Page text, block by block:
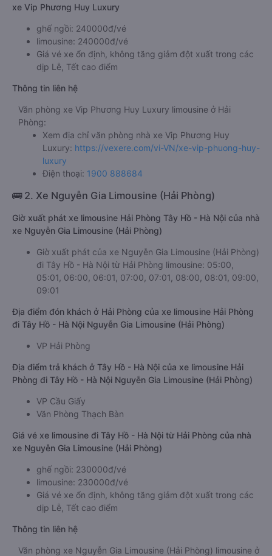
xe Vip Phương Huy Luxury
ghế ngồi: 240000đ/vé
limousine: 240000đ/vé
Giá vé xe ổn định, không tăng giảm đột xuất trong các
dịp Lễ, Tết cao điểm
Thông tin liên hệ
Văn phòng xe Vip Phương Huy Luxury limousine ở Hải
Phòng:
Xem địa chỉ văn phòng nhà xe Vip Phương Huy
Luxury: https://vexere.com/vi-VN/xe-vip-phuong-huy-
luxury
Điện thoại: 1900 888684
🚌 2. Xe Nguyễn Gia Limousine (Hải Phòng)
Giờ xuất phát xe limousine Hải Phòng Tây Hồ - Hà Nội của nhà
xe Nguyễn Gia Limousine (Hải Phòng)
Giờ xuất phát của xe Nguyễn Gia Limousine (Hải Phòng)
đi Tây Hồ - Hà Nội từ Hải Phòng limousine: 05:00,
05:01, 06:00, 06:01, 07:00, 07:01, 08:00, 08:01, 09:00,
09:01
Địa điểm đón khách ở Hải Phòng của xe limousine Hải Phòng
đi Tây Hồ - Hà Nội Nguyễn Gia Limousine (Hải Phòng)
VP Hải Phòng
Địa điểm trả khách ở Tây Hồ - Hà Nội của xe limousine Hải
Phòng đi Tây Hồ - Hà Nội Nguyễn Gia Limousine (Hải Phòng)
VP Cầu Giấy
Văn Phòng Thạch Bàn
Giá vé xe limousine đi Tây Hồ - Hà Nội từ Hải Phòng của nhà
xe Nguyễn Gia Limousine (Hải Phòng)
ghế ngồi: 230000đ/vé
limousine: 230000đ/vé
Giá vé xe ổn định, không tăng giảm đột xuất trong các
dịp Lễ, Tết cao điểm
Thông tin liên hệ
Văn phòng xe Nguyễn Gia Limousine (Hải Phòng) limousine ở